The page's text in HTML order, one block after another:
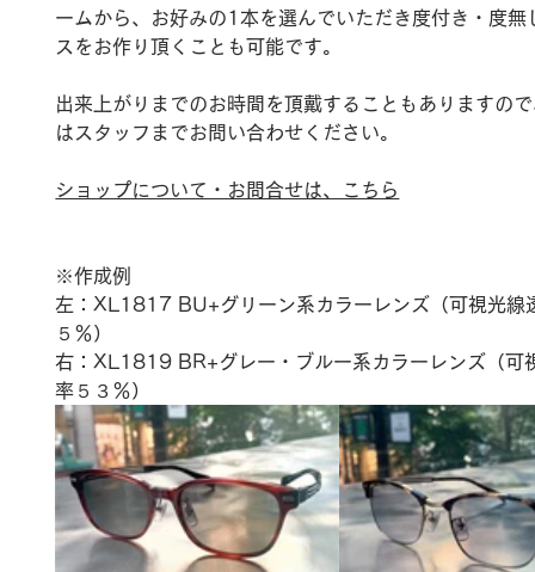
ームから、お好みの1本を選んでいただき度付き・度無
スをお作り頂くことも可能です。
出来上がりまでのお時間を頂戴することもありますの
はスタッフまでお問い合わせください。
ショップについて・お問合せは、こちら
※作成例
左：XL1817 BU+グリーン系カラーレンズ（可視光線
５％）
右：XL1819 BR+グレー・ブルー系カラーレンズ（可
率５３％）